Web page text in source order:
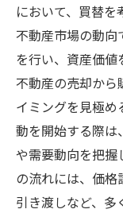
において、買替
不動産市場の動向
を行い、資産価値
不動産の売却から
イミングを見極
動を開始する際は
や需要動向を把握
の流れには、価格
引き渡しなど、多